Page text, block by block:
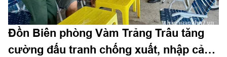
Đồn Biên phòng Vàm Trảng Trâu tăng
cường đấu tranh chống xuất, nhập cảnh